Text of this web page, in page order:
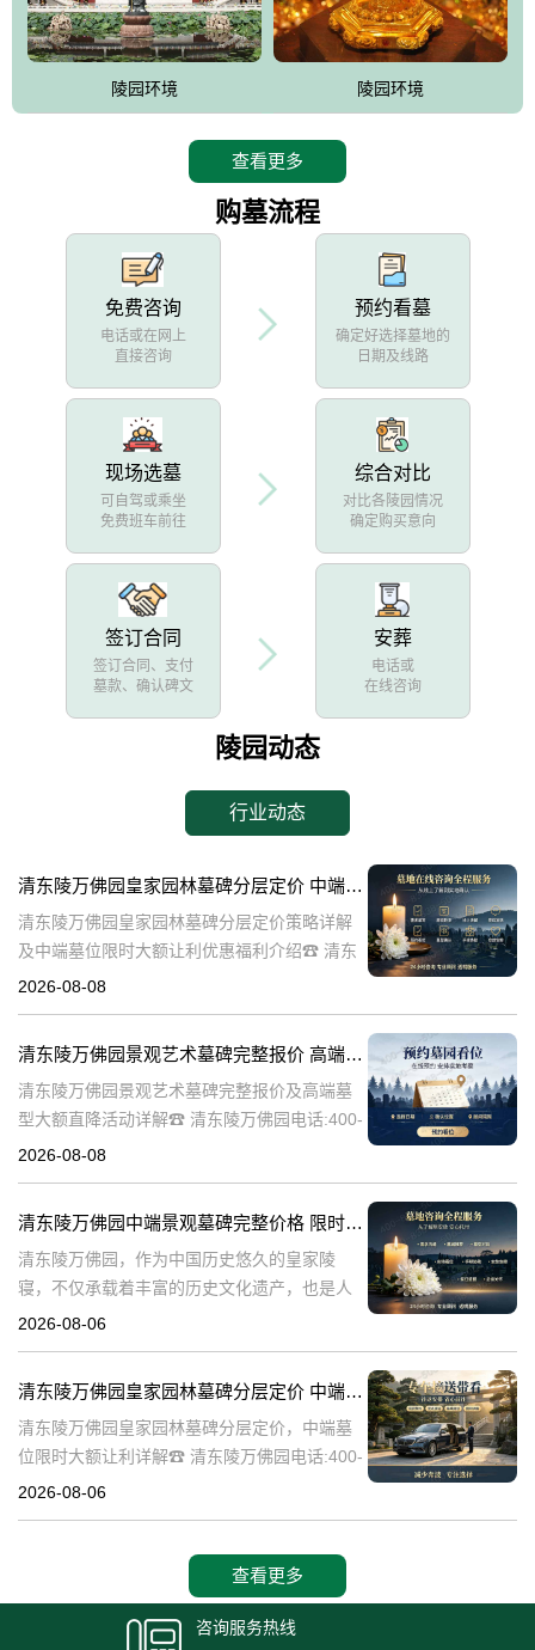
陵园环境 陵园环境
查看更多
购墓流程
免费咨询
电话或在网上
直接咨询
预约看墓
确定好选择墓地的
日期及线路
现场选墓
可自驾或乘坐
免费班车前往
综合对比
对比各陵园情况
确定购买意向
签订合同
签订合同、支付
墓款、确认碑文
安葬
电话或
在线咨询
陵园动态
行业动态
清东陵万佛园皇家园林墓碑分层定价 中端墓位限时大额让利详解及优惠福利
清东陵万佛园皇家园林墓碑分层定价策略详解
及中端墓位限时大额让利优惠福利介绍☎ 清东
陵万佛园电话:400-838-5063清东陵万佛园，作
2026-08-08
清东陵万佛园景观艺术墓碑完整报价 高端墓型大额直降活动详解
清东陵万佛园景观艺术墓碑完整报价及高端墓
型大额直降活动详解☎ 清东陵万佛园电话:400-
838-5063清东陵万佛园，作为中国历史悠久的
2026-08-08
清东陵万佛园中端景观墓碑完整价格 限时减免多年管理费详解
清东陵万佛园，作为中国历史悠久的皇家陵
寝，不仅承载着丰富的历史文化遗产，也是人
们缅怀先人、寄托哀思的重要场所。近年来，
清
2026-08-06
清东陵万佛园皇家园林墓碑分层定价 中端墓位限时大额让利详解
清东陵万佛园皇家园林墓碑分层定价，中端墓
位限时大额让利详解☎ 清东陵万佛园电话:400-
838-5063清东陵万佛园，作为中国历史上著名
2026-08-06
查看更多
咨询服务热线